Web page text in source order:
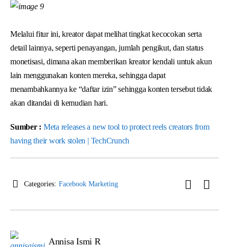
Melalui fitur ini, kreator dapat melihat tingkat kecocokan serta
detail lainnya, seperti penayangan, jumlah pengikut, dan status
monetisasi, dimana akan memberikan kreator kendali untuk akun
lain menggunakan konten mereka, sehingga dapat
menambahkannya ke “daftar izin” sehingga konten tersebut tidak
akan ditandai di kemudian hari.
Sumber : Meta releases a new tool to protect reels creators from
having their work stolen | TechCrunch
Categories: Facebook Marketing
Annisa Ismi R